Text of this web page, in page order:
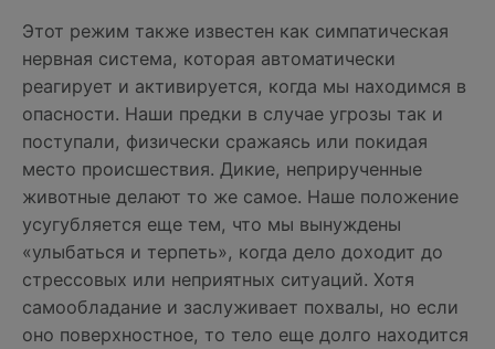
Этот режим также известен как симпатическая
нервная система, которая автоматически
реагирует и активируется, когда мы находимся в
опасности. Наши предки в случае угрозы так и
поступали, физически сражаясь или покидая
место происшествия. Дикие, неприрученные
животные делают то же самое. Наше положение
усугубляется еще тем, что мы вынуждены
«улыбаться и терпеть», когда дело доходит до
стрессовых или неприятных ситуаций. Хотя
самообладание и заслуживает похвалы, но если
оно поверхностное, то тело еще долго находится